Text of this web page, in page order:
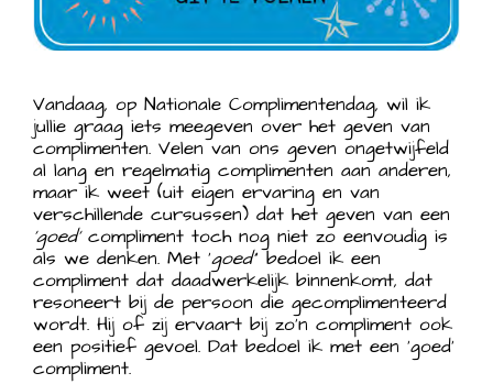
Vandaag, op Nationale Complimentendag, wil ik
jullie graag iets meegeven over het geven van
complimenten. Velen van ons geven ongetwijfeld
al lang en regelmatig complimenten aan anderen,
maar ik weet (uit eigen ervaring en van
verschillende cursussen) dat het geven van een
‘goed’compliment toch nog niet zo eenvoudig is
als we denken. Met ‘goed’’ bedoel ik een
compliment dat daadwerkelijk binnenkomt, dat
resoneert bij de persoon die gecomplimenteerd
wordt. Hij of zij ervaart bij zo’n compliment ook
een positief gevoel. Dat bedoel ik met een ‘goed’
compliment.